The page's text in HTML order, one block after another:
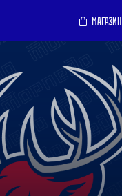
МАГАЗИН